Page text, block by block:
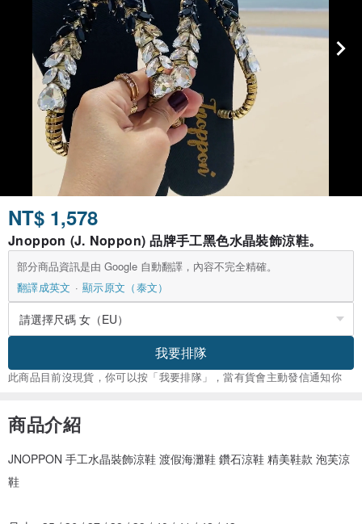
NT$ 1,578
Jnoppon (J. Noppon) 品牌手工黑色水晶裝飾涼鞋。
部分商品資訊是由 Google 自動翻譯，內容不完全精確。
翻譯成英文
顯示原文（泰文）
我要排隊
此商品目前沒現貨，你可以按「我要排隊」，當有貨會主動發信通知你
商品介紹
JNOPPON 手工水晶裝飾涼鞋 渡假海灘鞋 鑽石涼鞋 精美鞋款 泡芙涼
鞋